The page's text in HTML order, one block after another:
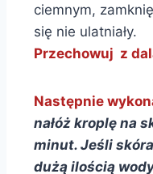
ciemnym,
się nie ulatniały.
Przechowuj z
Następnie
nałóż kroplę na
minut. Jeśli
dużą ilością